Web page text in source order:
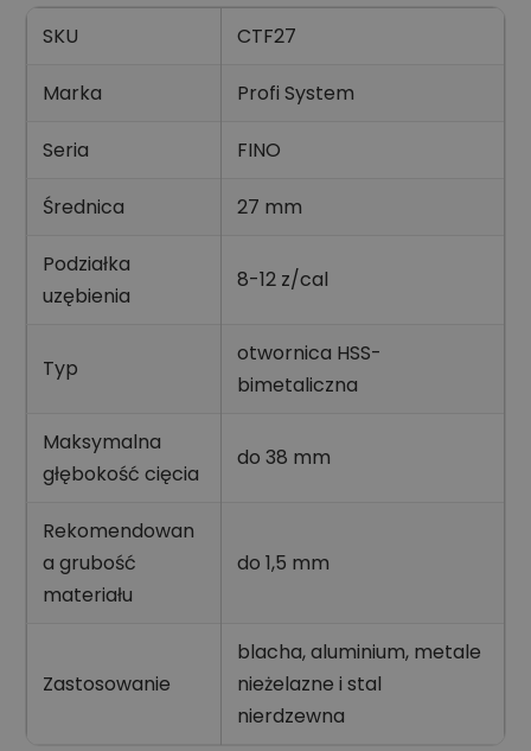
SKU CTF27
Marka Profi System
Seria FINO
Średnica 27 mm
Podziałka
uzębienia
8-12 z/cal
Typ
otwornica HSS-
bimetaliczna
Maksymalna
głębokość cięcia
do 38 mm
Rekomendowan
a grubość
materiału
do 1,5 mm
Zastosowanie
blacha, aluminium, metale
nieżelazne i stal
nierdzewna